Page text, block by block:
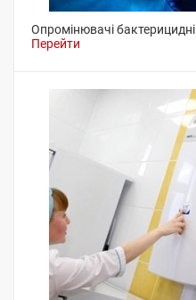
Опромінювачі бактерицидні
Перейти